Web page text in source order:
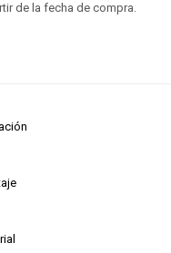
de la fecha de compra.